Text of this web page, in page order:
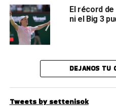
El récord
ni el Big 3
DEJANOS TU
Tweets by settenisok